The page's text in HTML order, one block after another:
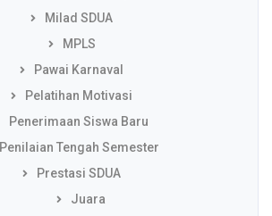
Milad SDUA
MPLS
Pawai Karnaval
Pelatihan Motivasi
Penerimaan Siswa Baru
Penilaian Tengah Semester
Prestasi SDUA
Juara